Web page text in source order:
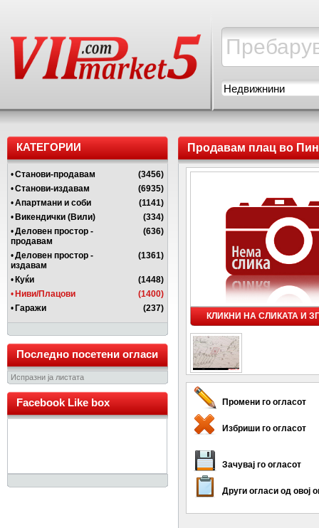
Недвижнини
КАТЕГОРИИ
•Станови-продавам
(3456)
•Станови-издавам
(6935)
•Апартмани и соби
(1141)
• Викендички (Вили)
(334)
•Деловен простор -
продавам
(636)
•Деловен простор -
издавам
(1361)
• Куќи
(1448)
• Ниви/Плацови
(1400)
• Гаражи (237)
Последно посетени огласи
Испразни ја листата
Facebook Like box
Продавам плац во
КЛИКНИ НА СЛИКАТА И
Промени го огласот
Избриши го огласот
Зачувај го огласот
Други огласи од овој